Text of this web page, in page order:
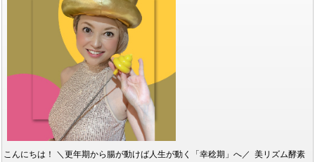
こんにちは！ ＼更年期から腸が動けば人生が動く「幸稔期」へ／ 美リズム酵素